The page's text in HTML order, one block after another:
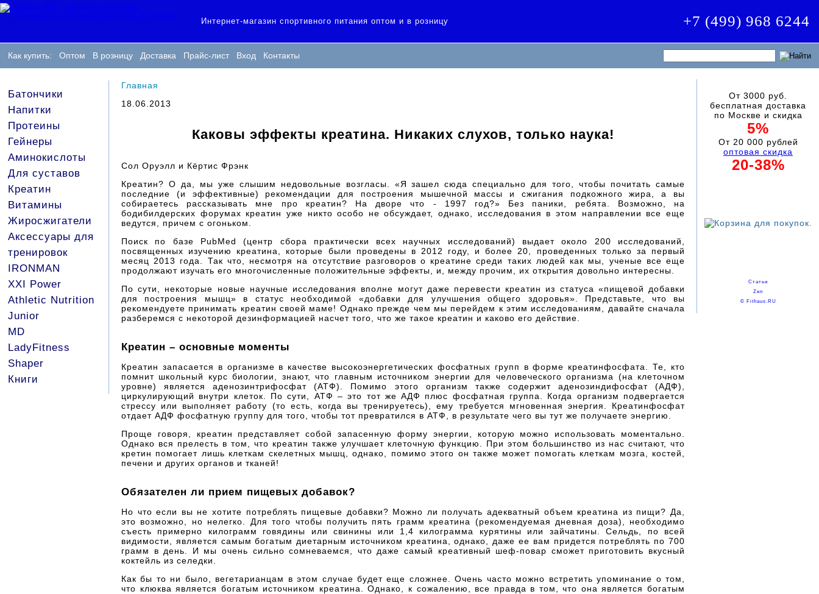
Интернет-магазин спортивного питания оптом и в розницу +7 (499) 968 6244
Как купить: Оптом В розницу Доставка Прайс-лист Вход Контакты
Главная
18.06.2013
Каковы эффекты креатина. Никаких слухов, только наука!
Сол Оруэлл и Кёртис Фрэнк
Креатин? О да, мы уже слышим недовольные возгласы. «Я зашел сюда специально для того, чтобы почитать самые
последние (и эффективные) рекомендации для построения мышечной массы и сжигания подкожного жира, а вы
собираетесь рассказывать мне про креатин? На дворе что - 1997 год?» Без паники, ребята. Возможно, на
бодибилдерских форумах креатин уже никто особо не обсуждает, однако, исследования в этом направлении все еще
ведутся, причем с огоньком.
Поиск по базе PubMed (центр сбора практически всех научных исследований) выдает около 200 исследований,
посвященных изучению креатина, которые были проведены в 2012 году, и более 20, проведенных только за первый
месяц 2013 года. Так что, несмотря на отсутствие разговоров о креатине среди таких людей как мы, ученые все еще
продолжают изучать его многочисленные положительные эффекты, и, между прочим, их открытия довольно интересны.
По сути, некоторые новые научные исследования вполне могут даже перевести креатин из статуса «пищевой добавки
для построения мышц» в статус необходимой «добавки для улучшения общего здоровья». Представьте, что вы
рекомендуете принимать креатин своей маме! Однако прежде чем мы перейдем к этим исследованиям, давайте сначала
разберемся с некоторой дезинформацией насчет того, что же такое креатин и каково его действие.
Креатин – основные моменты
Креатин запасается в организме в качестве высокоэнергетических фосфатных групп в форме креатинфосфата. Те, кто
помнит школьный курс биологии, знают, что главным источником энергии для человеческого организма (на клеточном
уровне) является аденозинтрифосфат (АТФ). Помимо этого организм также содержит аденозиндифосфат (АДФ),
циркулирующий внутри клеток. По сути, АТФ – это тот же АДФ плюс фосфатная группа. Когда организм подвергается
стрессу или выполняет работу (то есть, когда вы тренируетесь), ему требуется мгновенная энергия. Креатинфосфат
отдает АДФ фосфатную группу для того, чтобы тот превратился в АТФ, в результате чего вы тут же получаете энергию.
Проще говоря, креатин представляет собой запасенную форму энергии, которую можно использовать моментально.
Однако вся прелесть в том, что креатин также улучшает клеточную функцию. При этом большинство из нас считают, что
кретин помогает лишь клеткам скелетных мышц, однако, помимо этого он также может помогать клеткам мозга, костей,
печени и других органов и тканей!
Обязателен ли прием пищевых добавок?
Но что если вы не хотите потреблять пищевые добавки? Можно ли получать адекватный объем креатина из пищи? Да,
это возможно, но нелегко. Для того чтобы получить пять грамм креатина (рекомендуемая дневная доза), необходимо
съесть примерно килограмм говядины или свинины или 1,4 килограмма курятины или зайчатины. Сельдь, по всей
видимости, является самым богатым диетарным источником креатина, однако, даже ее вам придется потреблять по 700
грамм в день. И мы очень сильно сомневаемся, что даже самый креативный шеф-повар сможет приготовить вкусный
коктейль из селедки.
Как бы то ни было, вегетарианцам в этом случае будет еще сложнее. Очень часто можно встретить упоминание о том,
что клюква является богатым источником креатина. Однако, к сожалению, все правда в том, что она является богатым
Батончики
Напитки
Протеины
Гейнеры
Аминокислоты
Для суставов
Креатин
Витамины
Жиросжигатели
Аксессуары для
тренировок
IRONMAN
XXI Power
Athletic Nutrition
Junior
MD
LadyFitness
Shaper
Книги
От 3000 руб.
бесплатная доставка
по Москве и скидка
5%
От 20 000 рублей
оптовая скидка
20-38%
Статьи
Zen
© Fithaus.RU